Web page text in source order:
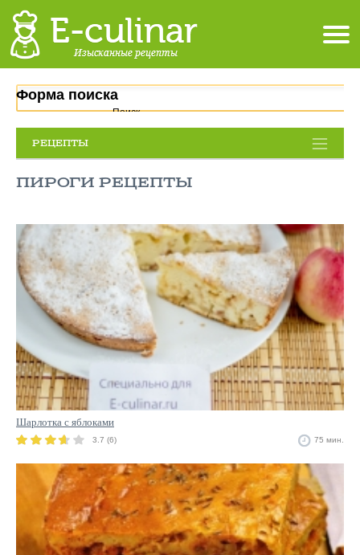
Форма поиска
Поиск
РЕЦЕПТЫ
ПИРОГИ РЕЦЕПТЫ
Шарлотка с яблоками
3.7 (6) 75 мин.